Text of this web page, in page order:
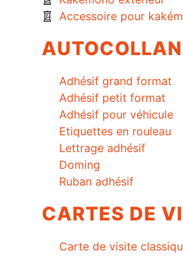
Accessoire pour
Adhésif grand format
Adhésif petit format
Adhésif pour véhicule
Etiquettes en rouleau
Lettrage adhésif
Doming
Ruban adhésif
CARTES DE
Carte de visite